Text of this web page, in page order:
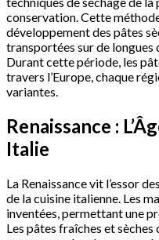
conservation. Cette
développement des pâtes
transportées sur de longues
Durant cette période, les
travers l’Europe, chaque
variantes.
Renaissance :
Italie
La Renaissance vit l’essor
de la cuisine italienne. Les
inventées, permettant une
Les pâtes fraîches et